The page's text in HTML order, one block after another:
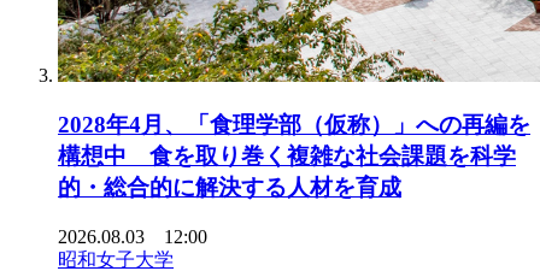
2028年4月、「食理学部（仮称）」への再編を
構想中 食を取り巻く複雑な社会課題を科学
的・総合的に解決する人材を育成
2026.08.03 12:00
昭和女子大学